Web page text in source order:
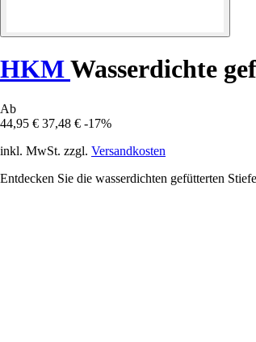
HKMWasserdichte
Ab
44,95 € 37,48 € -17%
inkl. MwSt. zzgl. Versandkosten
Entdecken Sie die wasserdichten gefütterten